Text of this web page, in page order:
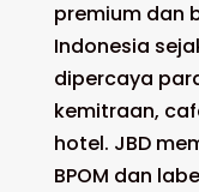
premium dan
Indonesia
dipercaya
kemitraan,
hotel. JBD
BPOM dan